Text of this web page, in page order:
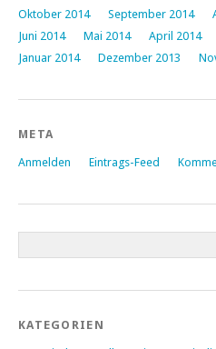
Oktober 2014
September 2014
Juni 2014
Mai 2014 April 2014
Januar 2014
Dezember 2013
META
Anmelden Eintrags-Feed
KATEGORIEN